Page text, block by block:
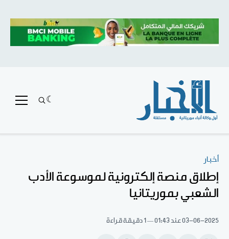
أخبار
إطلاق منصة إلكترونية لموسوعة الأدب
الشعبي بموريتانيا
03-06-2025عند 01:43 1 دقيقة قراءة